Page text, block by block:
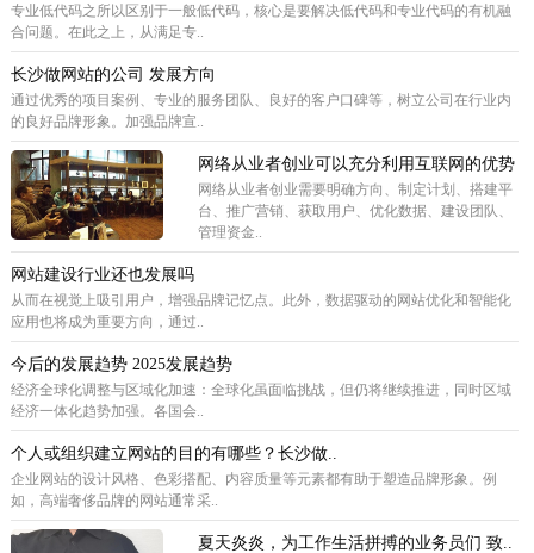
专业低代码之所以区别于一般低代码，核心是要解决低代码和专业代码的有机融
合问题。在此之上，从满足专..
长沙做网站的公司 发展方向
通过优秀的项目案例、专业的服务团队、良好的客户口碑等，树立公司在行业内
的良好品牌形象。加强品牌宣..
网络从业者创业可以充分利用互联网的优势
网络从业者创业需要明确方向、制定计划、搭建平
台、推广营销、获取用户、优化数据、建设团队、
管理资金..
网站建设行业还也发展吗
从而在视觉上吸引用户，增强品牌记忆点。此外，数据驱动的网站优化和智能化
应用也将成为重要方向，通过..
今后的发展趋势 2025发展趋势
经济全球化调整与区域化加速：全球化虽面临挑战，但仍将继续推进，同时区域
经济一体化趋势加强。各国会..
个人或组织建立网站的目的有哪些？长沙做..
企业网站的设计风格、色彩搭配、内容质量等元素都有助于塑造品牌形象。例
如，高端奢侈品牌的网站通常采..
夏天炎炎，为工作生活拼搏的业务员们 致..